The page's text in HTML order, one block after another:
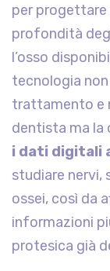
per progettare
profondità
l’osso
tecnologia
trattamento e
dentista ma la
i dati digitali
studiare nervi,
ossei, così da
informazioni
protesica già